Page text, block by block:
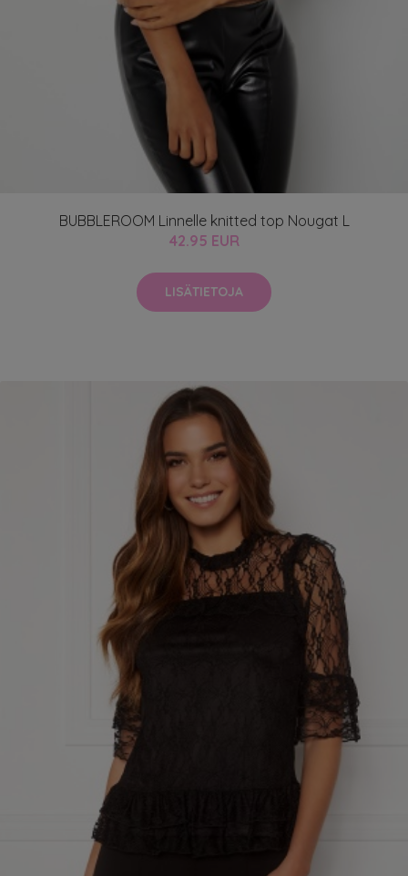
BUBBLEROOM Linnelle knitted top Nougat L
42.95 EUR
LISÄTIETOJA